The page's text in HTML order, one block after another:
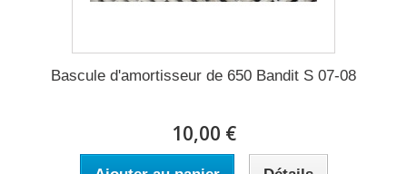
Bascule d'amortisseur de 650 Bandit S 07-08
10,00 €